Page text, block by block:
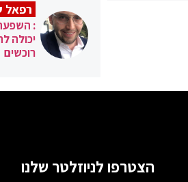
רפאל
:
יכולה
רוכשים
הצטרפו לניוזלטר שלנו